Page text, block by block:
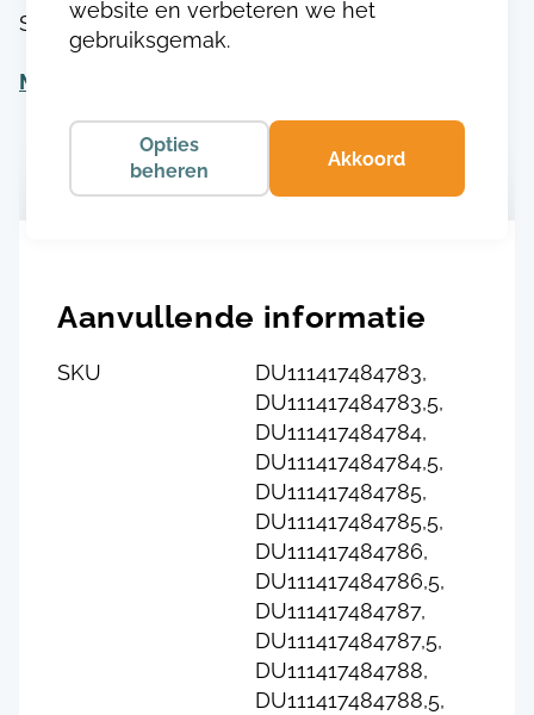
SKU: DU111417484783
Meer informatie
Aanvullende informatie
SKU
DU111417484783,
DU111417484783,5,
DU111417484784,
DU111417484784,5,
DU111417484785,
DU111417484785,5,
DU111417484786,
DU111417484786,5,
DU111417484787,
DU111417484787,5,
DU111417484788,
DU111417484788,5,
website en verbeteren we het
gebruiksgemak.
Opties
beheren
Akkoord